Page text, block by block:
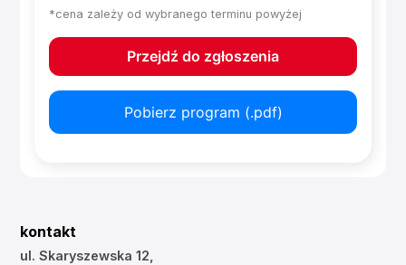
*cena zależy od wybranego terminu powyżej
Przejdź do zgłoszenia
Pobierz program (.pdf)
kontakt
ul. Skaryszewska 12,